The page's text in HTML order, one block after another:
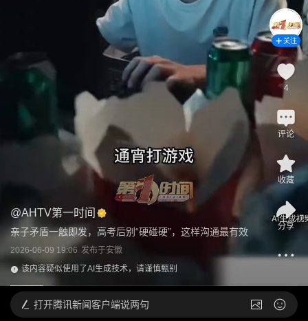
@AHTV第一时间
亲子矛盾一触即发，高考后别“硬碰硬”，这样沟通最有效
2026-06-09 19:06 发布于安徽
该内容疑似使用了AI生成技术，请谨慎甄别
关注
4
评论
收藏
分享
打开腾讯新闻客户端说两句